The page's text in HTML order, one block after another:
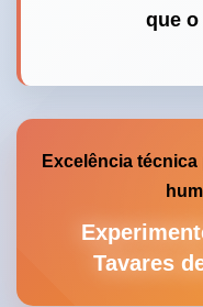
que o
Excelência
Tavares